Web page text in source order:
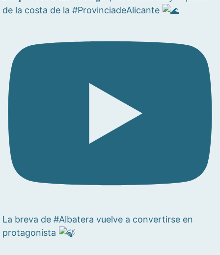
de la costa de la #ProvinciadeAlicante
La breva de #Albatera vuelve a convertirse en
protagonista